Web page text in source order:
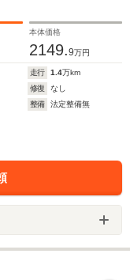
本体価格
2149.9万円
走行 1.4万km
修復
なし
整備
法定整備無